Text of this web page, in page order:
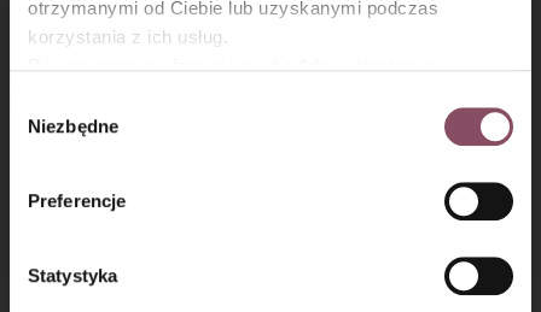
otrzymanymi od Ciebie lub uzyskanymi podczas
korzystania z ich usług.
Gdańsk (80-339) adres: Dickmana 14/15 więcej
informacji o przetwarzaniu danych osobowych oraz
Polityce
prywatności.
zgody
Niezbędne
Preferencje
Statystyka
Mazurek dubajski